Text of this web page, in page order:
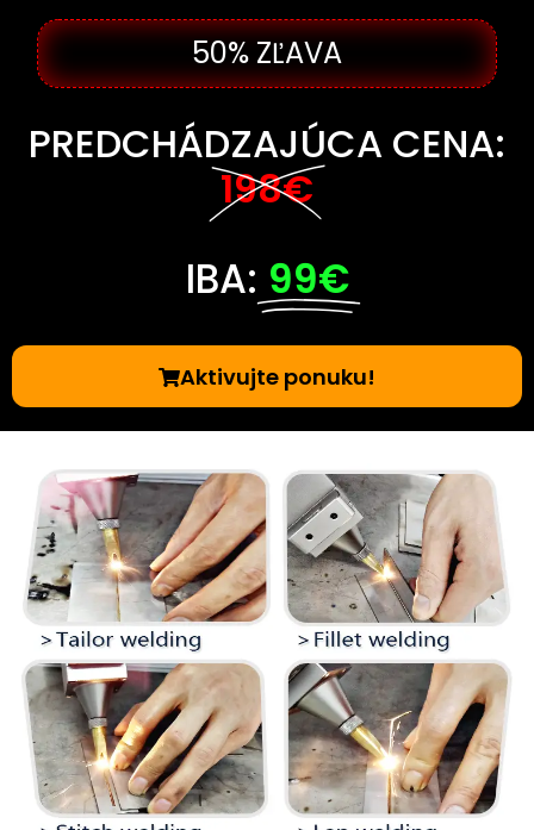
50% ZĽAVA
PREDCHÁDZAJÚCA CENA:
198€
IBA: 99€
Aktivujte ponuku!